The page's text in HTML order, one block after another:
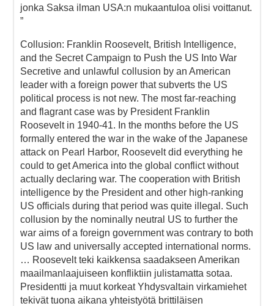
jonka Saksa ilman USA:n mukaantuloa olisi voittanut.
”
Collusion: Franklin Roosevelt, British Intelligence,
and the Secret Campaign to Push the US Into War
Secretive and unlawful collusion by an American
leader with a foreign power that subverts the US
political process is not new. The most far-reaching
and flagrant case was by President Franklin
Roosevelt in 1940-41. In the months before the US
formally entered the war in the wake of the Japanese
attack on Pearl Harbor, Roosevelt did everything he
could to get America into the global conflict without
actually declaring war. The cooperation with British
intelligence by the President and other high-ranking
US officials during that period was quite illegal. Such
collusion by the nominally neutral US to further the
war aims of a foreign government was contrary to both
US law and universally accepted international norms.
… Roosevelt teki kaikkensa saadakseen Amerikan
maailmanlaajuiseen konfliktiin julistamatta sotaa.
Presidentti ja muut korkeat Yhdysvaltain virkamiehet
tekivät tuona aikana yhteistyötä brittiläisen